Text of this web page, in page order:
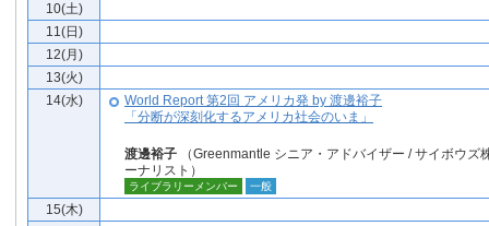
10(土)
11(日)
12(月)
13(火)
14(水)
World Report 第2回 アメリカ発 by 渡邊裕子
「分断が深刻化するアメリカ社会のいま」
渡邊裕子 （Greenmantle シニア・アドバイザー / サイボウズ
ーナリスト）
ライブラリーメンバー 一般
15(木)